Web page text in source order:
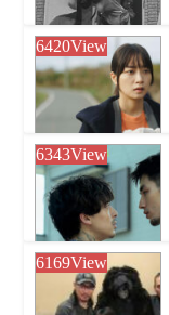
6420View
6343View
6169View